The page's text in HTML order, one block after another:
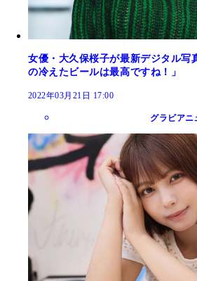
女優・大久保桜子が最新デジタル写
の冷えたビールは最高ですね！」
2022年03月21日 17:00
グラビアニ